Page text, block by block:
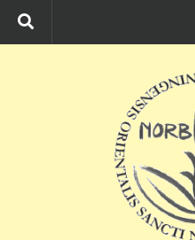
Ga naar de inhoud